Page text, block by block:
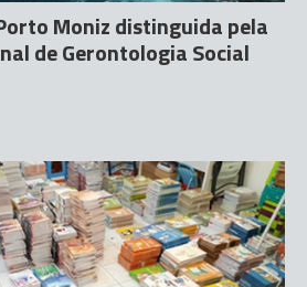
Moniz distinguida pela
de Gerontologia Social